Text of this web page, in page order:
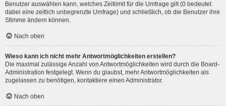
Benutzer auswählen kann, welches Zeitlimit für die Umfrage gilt (0 bedeutet
dabei eine zeitlich unbegrenzte Umfrage) und schließlich, ob die Benutzer ihre
Stimme ändern können.
Nach oben
Wieso kann ich nicht mehr Antwortmöglichkeiten erstellen?
Die maximal zulässige Anzahl von Antwortmöglichkeiten wird durch die Board-
Administration festgelegt. Wenn du glaubst, mehr Antwortmöglichkeiten als
zugelassen zu benötigen, kontaktiere einen Administrator.
Nach oben